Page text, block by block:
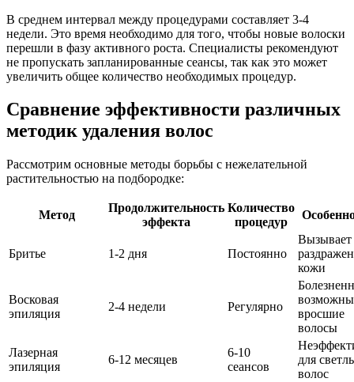
В среднем интервал между процедурами составляет 3-4
недели. Это время необходимо для того, чтобы новые волоски
перешли в фазу активного роста. Специалисты рекомендуют
не пропускать запланированные сеансы, так как это может
увеличить общее количество необходимых процедур.
Сравнение эффективности различных
методик удаления волос
Рассмотрим основные методы борьбы с нежелательной
растительностью на подбородке:
Метод
Продолжительность
эффекта
Количество
процедур
Бритье 1-2 дня Постоянно
Вызывает
кожи
Восковая
эпиляция
2-4 недели Регулярно
возможны
вросшие
волосы
Лазерная
эпиляция
6-12 месяцев
6-10
сеансов
для
волос